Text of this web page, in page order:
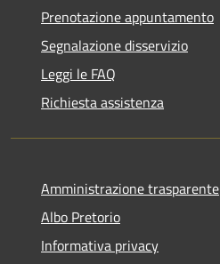
Prenotazione appuntamento
Segnalazione disservizio
Leggi le FAQ
Richiesta assistenza
Amministrazione trasparente
Albo Pretorio
Informativa privacy